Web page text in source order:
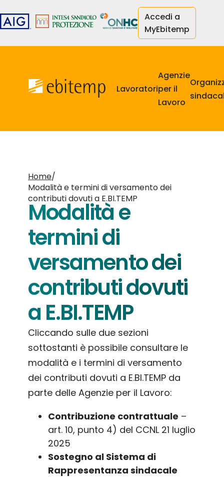
al
contenuto
principale
Accedi a
MyEbitemp
principale
Lavoratori
Agenzie
per il
Lavoro
Home/
Modalità e termini di versamento dei
contributi dovuti a E.BI.TEMP
Modalità e
termini di
versamento dei
contributi dovuti
a E.BI.TEMP
Cliccando sulle due sezioni
sottostanti è possibile consultare le
modalità e i termini di versamento
dei contributi dovuti a E.BI.TEMP da
parte delle Agenzie per il Lavoro:
Contribuzione contrattuale –
art. 10, punto 4) del CCNL 21 luglio
2025
Sostegno al Sistema di
Rappresentanza sindacale